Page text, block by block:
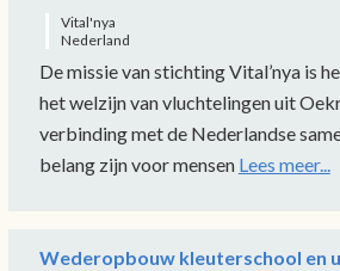
Vital'nya
Nederland
De missie van stichting Vital’nya is
het welzijn van vluchtelingen uit
verbinding met de Nederlandse
belang zijn voor mensen Lees meer...
Wederopbouw kleuterschool en